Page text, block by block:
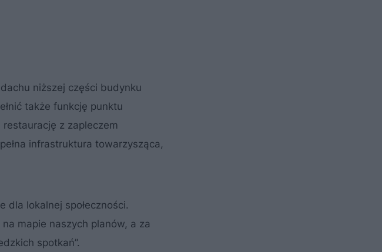
niższej części budynku
także funkcję punktu
z zapleczem
infrastruktura towarzysząca,
dla lokalnej społeczności.
mapie naszych planów, a za
spotkań”.